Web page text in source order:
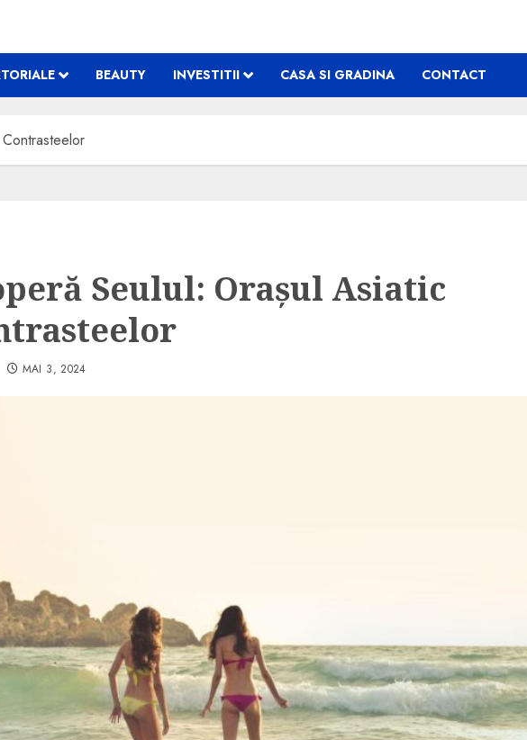
BEAUTY INVESTITII CASA SI GRADINA CONTACT
Seulul: Orașul Asiatic
MAI 3, 2024